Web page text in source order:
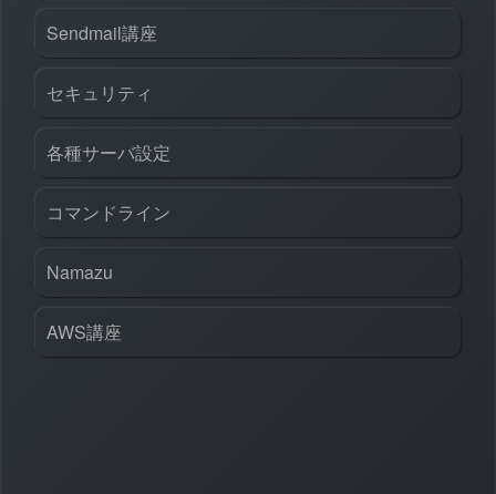
Sendmail講座
セキュリティ
各種サーバ設定
コマンドライン
Namazu
AWS講座